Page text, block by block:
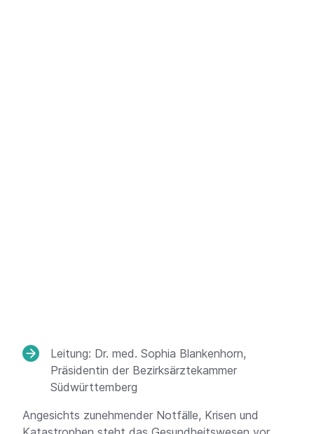
Leitung: Dr. med. Sophia Blankenhorn,
Präsidentin der Bezirksärztekammer
Südwürttemberg
Angesichts zunehmender Notfälle, Krisen und